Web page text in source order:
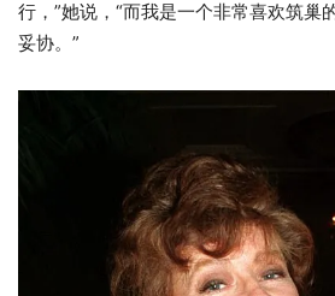
行，”她说，“而我是一个非常喜欢筑巢
妥协。”